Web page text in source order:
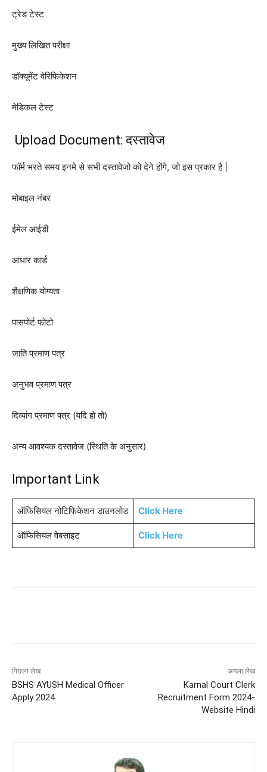
ट्रेड टेस्ट
मुख्य लिखित परीक्षा
डॉक्यूमेंट वेरिफिकेशन
मेडिकल टेस्ट
Upload Document: दस्तावेज
फॉर्म भरते समय इनमे से सभी दस्तावेजो को देने होंगे, जो इस प्रकार है |
मोबाइल नंबर
ईमेल आईडी
आधार कार्ड
शैक्षणिक योग्यता
पासपोर्ट फोटो
जाति प्रमाण पत्र
अनुभव प्रमाण पत्र
दिव्यांग प्रमाण पत्र (यदि हो तो)
अन्य आवश्यक दस्तावेज (स्थिति के अनुसार)
Important Link
ऑफिसियल नोटिफिकेशन डाउनलोड Click Here
ऑफिसियल वेबसाइट Click Here
पिछला लेख
BSHS AYUSH Medical Officer
Apply 2024
अगला लेख
Karnal Court Clerk
Recruitment Form 2024-
Website Hindi